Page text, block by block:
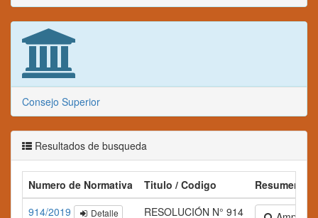
Consejo Superior
Resultados de busqueda
Numero de Normativa Titulo / Codigo
Resumen
914/2019
Detalle RESOLUCIÓN N° 914